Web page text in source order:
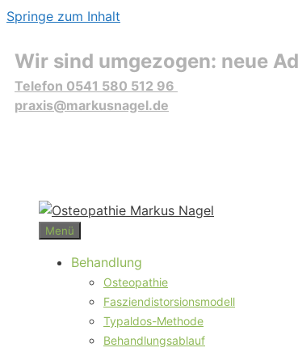
Springe zum Inhalt
Wir sind umgezogen: neue
Telefon 0541 580 512 96
praxis@markusnagel.de
Menü
Behandlung
Osteopathie
Fasziendistorsionsmodell
Typaldos-Methode
Behandlungsablauf